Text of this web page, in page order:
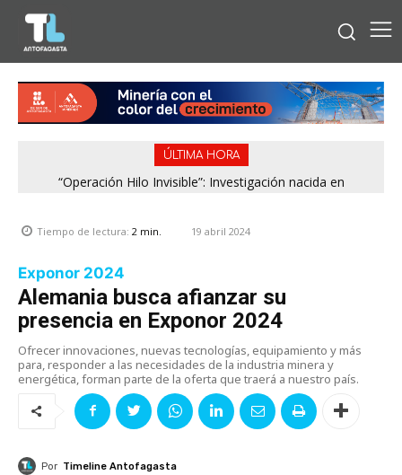
ÚLTIMA HORA
“Operación Hilo Invisible”: Investigación nacida en
Tiempo de lectura: 2 min. 19 abril 2024
Exponor 2024
Alemania busca afianzar su
presencia en Exponor 2024
Ofrecer innovaciones, nuevas tecnologías, equipamiento y más
para, responder a las necesidades de la industria minera y
energética, forman parte de la oferta que traerá a nuestro país.
Por Timeline Antofagasta